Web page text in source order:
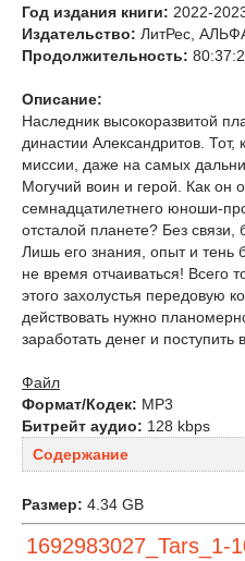
Год издания книги: 2022-
Издательство: ЛитРес,
Продолжительность:
Описание:
Наследник высокоразвитой
династии Александритов.
миссии, даже на самых
Могучий воин и герой. Как он
семнадцатилетнего юноши-
отсталой планете? Без
Лишь его знания, опыт и
не время отчаиваться! Всего
этого захолустья передовую
действовать нужно
заработать денег и поступить
Файл
Формат/Кодек: MP3
Битрейт аудио: 128 kbps
Содержание
Размер: 4.34 GB
1692983027_Tars_1-